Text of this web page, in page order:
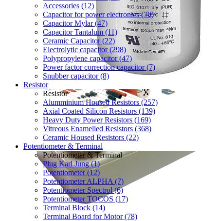
Accessories (12)
Capacitor for power electronics (70)
Capacitor Mylar (47)
Capacitor Tantalum (11)
Ceramic Capacitor (22)
Electrolytic capacitor (298)
Polypropylene capacitor (47)
Power factor correction capacitor (7)
Snubber capacitor (8)
Resistor
Resistor
Alumminium Housed Resistors (257)
Axial Coated Silicon Resistors (139)
Heavy Duty Power Resistors (169)
Vitreous Enamelled Resistors (368)
Ceramic Housed Resistors (22)
Potentiometer & Terminal
Potentiometer & Terminal
Plug Karl Jung (1)
Potentiometer (12)
Potentiometer ALPHA (7)
Potentiometer Spectrol (6)
Potentiometer TOCOS (17)
Terminal Block (14)
Terminal Board for Motor (78)